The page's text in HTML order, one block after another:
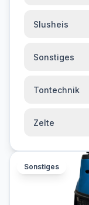
Slusheis
Sonstiges
Tontechnik
Zelte
Sonstiges